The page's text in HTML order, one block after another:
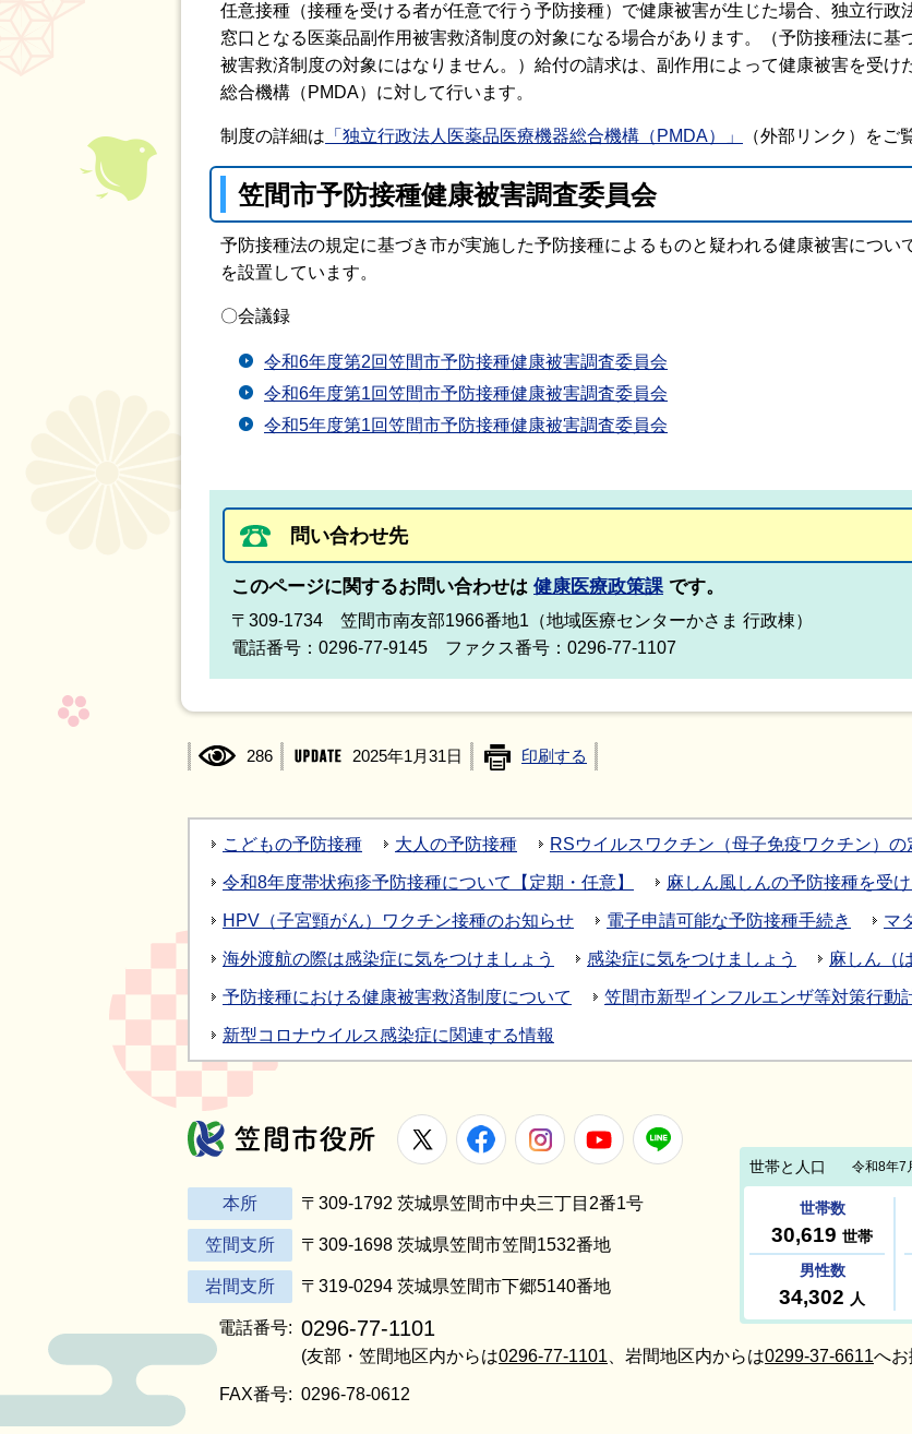
任意接種（接種を受ける者が任意で行う予防接種）で健康被害が生じた場合、独立行
窓口となる医薬品副作用被害救済制度の対象になる場合があります。（予防接種法に
被害救済制度の対象にはなりません。）給付の請求は、副作用によって健康被害を受け
総合機構（PMDA）に対して行います。
制度の詳細は 「独立行政法人医薬品医療機器総合機構（PMDA）」 （外部リンク）をご
笠間市予防接種健康被害調査委員会
予防接種法の規定に基づき市が実施した予防接種によるものと疑われる健康被害につい
を設置しています。
〇会議録
令和6年度第2回笠間市予防接種健康被害調査委員会
令和6年度第1回笠間市予防接種健康被害調査委員会
令和5年度第1回笠間市予防接種健康被害調査委員会
問い合わせ先
このページに関するお問い合わせは 健康医療政策課 です。
〒309-1734 笠間市南友部1966番地1（地域医療センターかさま 行政棟）
電話番号：0296-77-9145 ファクス番号：0296-77-1107
286 2025年1月31日 印刷する
こどもの予防接種 大人の予防接種 RSウイルスワクチン（母子免疫ワクチン）
令和8年度帯状疱疹予防接種について【定期・任意】 麻しん風しんの予防接種を受
HPV（子宮頸がん）ワクチン接種のお知らせ 電子申請可能な予防接種手続き マ
海外渡航の際は感染症に気をつけましょう 感染症に気をつけましょう 麻しん（
予防接種における健康被害救済制度について 笠間市新型インフルエンザ等対策行動
新型コロナウイルス感染症に関連する情報
笠間市役所
X FacebookInstagramYoutube
本所 〒309-1792 茨城県笠間市中央三丁目2番1号
笠間支所 〒309-1698 茨城県笠間市笠間1532番地
岩間支所 〒319-0294 茨城県笠間市下郷5140番地
電話番号: 0296-77-1101
(友部・笠間地区内からは0296-77-1101 、岩間地区内からは0299-37-6611へ
FAX番号: 0296-78-0612